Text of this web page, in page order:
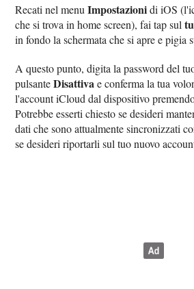
Recati nel menuImpostazionidi iOS
che si trova in home screen), fai tap sul
in fondo la schermata che si apre e pigia
A questo punto, digita la password del
pulsanteDisattivae conferma la tua
l'account iCloud dal dispositivo
Potrebbe esserti chiesto se desideri
dati che sono attualmente sincronizzati
se desideri riportarli sul tuo nuovo